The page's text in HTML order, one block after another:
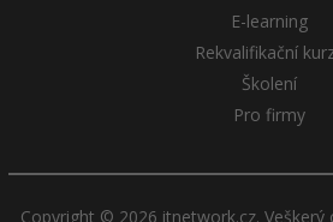
E-learning
Rekvalifikační
Školení
Pro firmy
Copyright © 2026 itnetwork.cz. Veškerý